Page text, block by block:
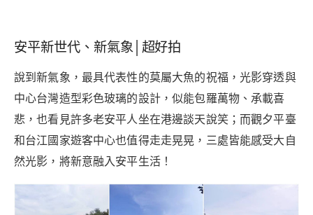
安平新世代、新氣象│超好拍
說到新氣象，最具代表性的莫屬大魚的祝福，光影穿透與
中心台灣造型彩色玻璃的設計，似能包羅萬物、承載喜
悲，也看見許多老安平人坐在港邊談天說笑；而觀夕平臺
和台江國家遊客中心也值得走走晃晃，三處皆能感受大自
然光影，將新意融入安平生活！